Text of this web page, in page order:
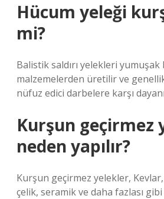
Hücum yeleği
mi?
Balistik saldırı yelekleri
malzemelerden üretilir ve
nüfuz edici darbelere karşı
Kurşun geçirmez
neden yapılır?
Kurşun geçirmez yelekler,
çelik, seramik ve daha fazlası